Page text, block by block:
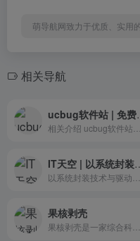
萌导航网致力于优质、实用
相关导航
IT天空 | 以系统封
果核剥壳